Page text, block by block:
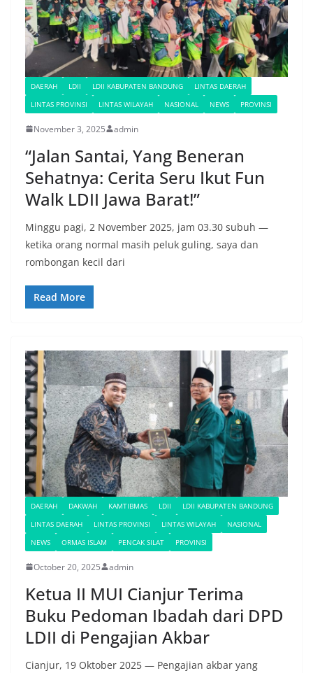
DAERAH LDII LDII KABUPATEN BANDUNG
LINTAS DAERAH
LINTAS PROVINSI
LINTAS WILAYAH NASIONAL NEWS PROVINSI
November 3, 2025 admin
“Jalan Santai, Yang Beneran
Sehatnya: Cerita Seru Ikut Fun
Walk LDII Jawa Barat!”
Minggu pagi, 2 November 2025, jam 03.30 subuh —
ketika orang normal masih peluk guling, saya dan
rombongan kecil dari
Read More
DAERAH DAKWAH KAMTIBMAS LDII
LDII KABUPATEN BANDUNG
LINTAS DAERAH
LINTAS PROVINSI LINTAS WILAYAH
NASIONAL
NEWS
ORMAS ISLAM PENCAK SILAT PROVINSI
October 20, 2025 admin
Ketua II MUI Cianjur Terima
Buku Pedoman Ibadah dari DPD
LDII di Pengajian Akbar
Cianjur, 19 Oktober 2025 — Pengajian akbar yang